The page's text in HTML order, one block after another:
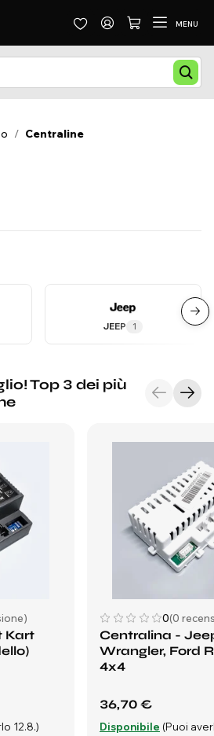
MENU
/ Centraline
JEEP 1
Top 3 dei più
Kart
12.8.)
0(0
Centralina -
Wrangler, Ford
4x4
36,70 €
Disponibile (Puoi